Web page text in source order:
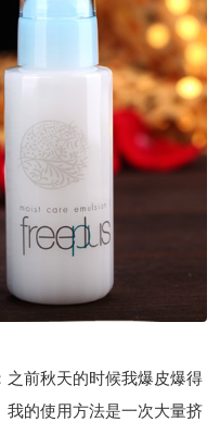
前秋天的时候我爆皮爆得
的使用方法是一次大量挤